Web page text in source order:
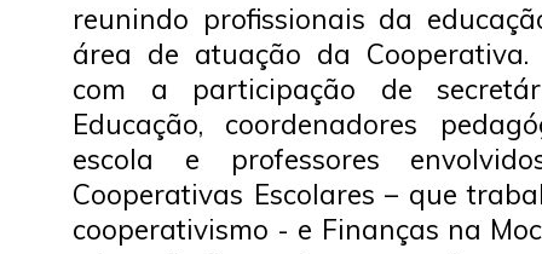
reunindo profissionais da
área de atuação da
com a participação de
Educação, coordenadores
escola e professores
Cooperativas Escolares – que
cooperativismo - e Finanças na